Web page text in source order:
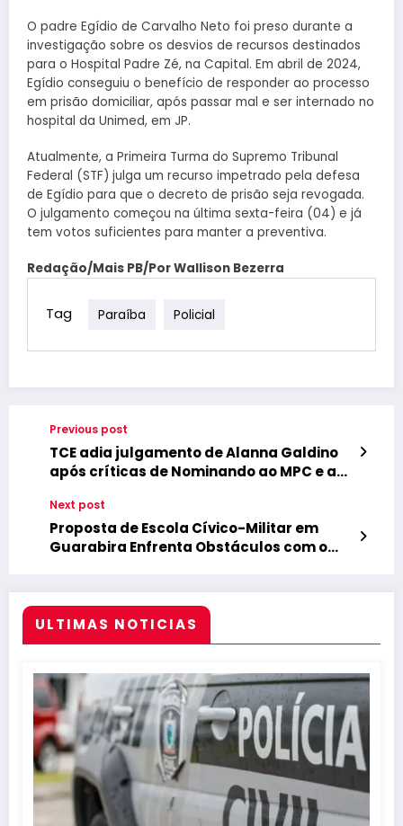
O padre Egídio de Carvalho Neto foi preso durante a
investigação sobre os desvios de recursos destinados
para o Hospital Padre Zé, na Capital. Em abril de 2024,
Egídio conseguiu o benefício de responder ao processo
em prisão domiciliar, após passar mal e ser internado no
hospital da Unimed, em JP.
Atualmente, a Primeira Turma do Supremo Tribunal
Federal (STF) julga um recurso impetrado pela defesa
de Egídio para que o decreto de prisão seja revogada.
O julgamento começou na última sexta-feira (04) e já
tem votos suficientes para manter a preventiva.
Redação/Mais PB/Por Wallison Bezerra
Tag Paraíba Policial
Previous post
TCE adia julgamento de Alanna Galdino
após críticas de Nominando ao MPC e a
Next post
Proposta de Escola Cívico-Militar em
Guarabira Enfrenta Obstáculos com o
ULTIMAS NOTICIAS